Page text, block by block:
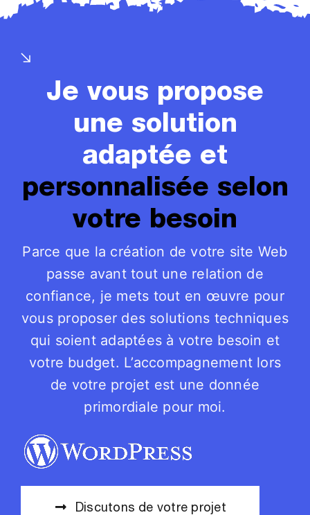
Je vous propose
une solution
adaptée et
personnalisée selon
votre besoin
Parce que la création de votre site Web
passe avant tout une relation de
confiance, je mets tout en œuvre pour
vous proposer des solutions techniques
qui soient adaptées à votre besoin et
votre budget. L’accompagnement lors
de votre projet est une donnée
primordiale pour moi.
Discutons de votre projet